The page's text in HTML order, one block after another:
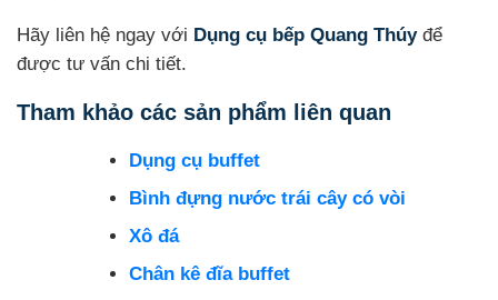
Hãy liên hệ ngay với Dụng cụ bếp Quang Thúyđể
được tư vấn chi tiết.
Tham khảo các sản phẩm liên quan
Dụng cụ buffet
Bình đựng nước trái cây có vòi
Xô đá
Chân kê đĩa buffet